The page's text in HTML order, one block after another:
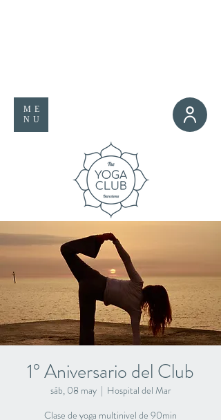
ME
NU
1° Aniversario del Club
sáb, 08 may
  |
Hospital del Mar
Clase de yoga multinivel de 90min